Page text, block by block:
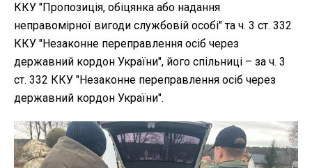
ККУ "Пропозиція, обіцянка або надання
неправомірної вигоди службовій особі" та ч. 3 ст. 332
ККУ "Незаконне переправлення осіб через
державний кордон України", його спільниці – за ч. 3
ст. 332 ККУ "Незаконне переправлення осіб через
державний кордон України".